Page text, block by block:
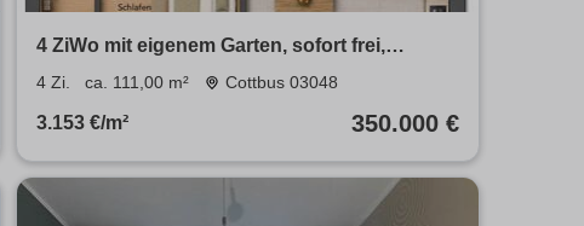
4 ZiWo mit eigenem Garten, sofort frei,
Provisionsfrei
4 Zi. ca. 111,00 m² Cottbus 03048
3.153 €/m² 350.000 €